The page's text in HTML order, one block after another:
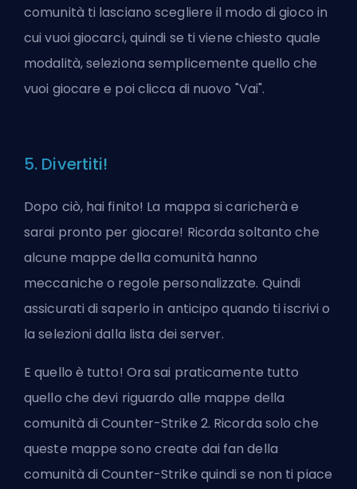
comunità ti lasciano scegliere il modo di gioco in
cui vuoi giocarci, quindi se ti viene chiesto quale
modalità, seleziona semplicemente quello che
vuoi giocare e poi clicca di nuovo "Vai".
5. Divertiti!
Dopo ciò, hai finito! La mappa si caricherà e
sarai pronto per giocare! Ricorda soltanto che
alcune mappe della comunità hanno
meccaniche o regole personalizzate. Quindi
assicurati di saperlo in anticipo quando ti iscrivi o
la selezioni dalla lista dei server.
E quello è tutto! Ora sai praticamente tutto
quello che devi riguardo alle mappe della
comunità di Counter-Strike 2. Ricorda solo che
queste mappe sono create dai fan della
comunità di Counter-Strike quindi se non ti piace